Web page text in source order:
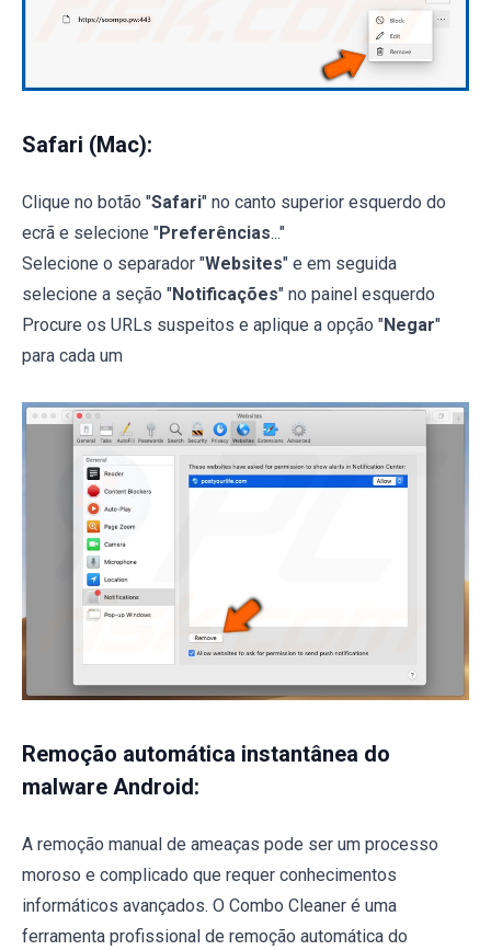
Safari (Mac):
Clique no botão "Safari" no canto superior esquerdo do
ecrã e selecione "Preferências..."
Selecione o separador "Websites" e em seguida
selecione a seção "Notificações" no painel esquerdo
Procure os URLs suspeitos e aplique a opção "Negar"
para cada um
Remoção automática instantânea do
malware Android:
A remoção manual de ameaças pode ser um processo
moroso e complicado que requer conhecimentos
informáticos avançados. O Combo Cleaner é uma
ferramenta profissional de remoção automática do